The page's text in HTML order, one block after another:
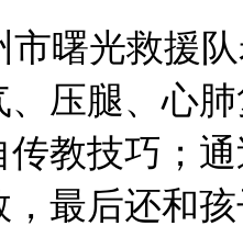
市曙光救援
压腿、心
教技巧；
，最后还和